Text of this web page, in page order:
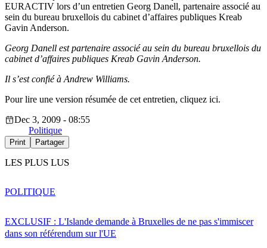
EURACTIV lors d’un entretien Georg Danell, partenaire associé au
sein du bureau bruxellois du cabinet d’affaires publiques Kreab
Gavin Anderson.
Georg Danell est partenaire associé au sein du bureau bruxellois du
cabinet d’affaires publiques Kreab Gavin Anderson.
Il s’est confié à Andrew Williams.
Pour lire une version résumée de cet entretien, cliquez ici.
Dec 3, 2009 - 08:55
Politique
Print Partager
LES PLUS LUS
EXCLUSIF : L'Islande demande à Bruxelles de ne pas s'immiscer
dans son référendum sur l'UE
POLITIQUE